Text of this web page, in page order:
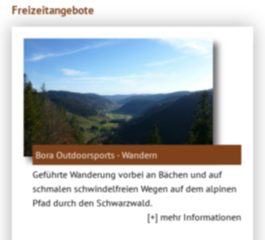
Freizeitangebote
Bora Outdoorsports - Wandern
Geführte Wanderung vorbei an Bächen und auf
schmalen schwindelfreien Wegen auf dem alpinen
Pfad durch den Schwarzwald.
[+] mehr Informationen